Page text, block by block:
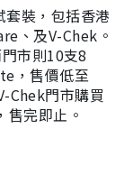
裝，包括香港
、及V-Chek。
市則10支8
，售價低至
Chek門市購買
完即止。